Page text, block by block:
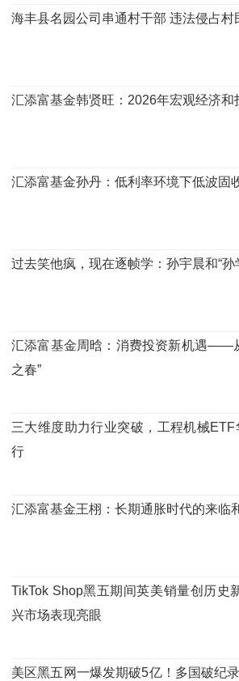
海丰县名园公司串通村干部 违法侵占村
汇添富基金韩贤旺：2026年宏观经济和
汇添富基金孙丹：低利率环境下低波固
过去笑他疯，现在逐帧学：孙宇晨和“孙
汇添富基金周晗：消费投资新机遇——
之春”
三大维度助力行业突破，工程机械
行
汇添富基金王栩：长期通胀时代的来临
TikTok Shop黑五期间英美销量创历史
兴市场表现亮眼
美区黑五网一爆发期破5亿！多国破纪